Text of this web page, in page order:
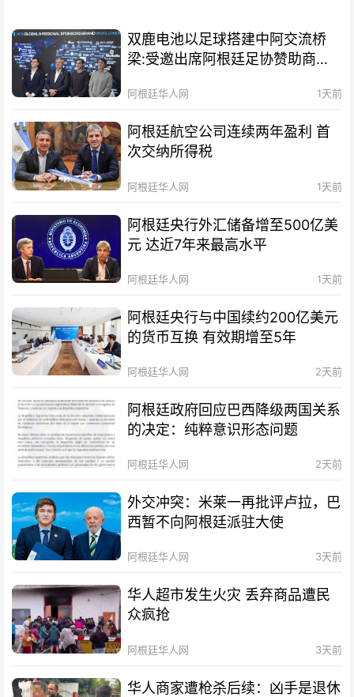
双鹿电池以足球搭建中阿交流桥
梁:受邀出席阿根廷足协赞助商招
阿根廷华人网 1天前
阿根廷航空公司连续两年盈利 首
次交纳所得税
阿根廷华人网 1天前
阿根廷央行外汇储备增至500亿美
元 达近7年来最高水平
阿根廷华人网 1天前
阿根廷央行与中国续约200亿美元
的货币互换 有效期增至5年
阿根廷华人网 2天前
阿根廷政府回应巴西降级两国关系
的决定：纯粹意识形态问题
阿根廷华人网 2天前
外交冲突：米莱一再批评卢拉，巴
西暂不向阿根廷派驻大使
阿根廷华人网 3天前
华人超市发生火灾 丢弃商品遭民
众疯抢
阿根廷华人网 3天前
华人商家遭枪杀后续：凶手是退休